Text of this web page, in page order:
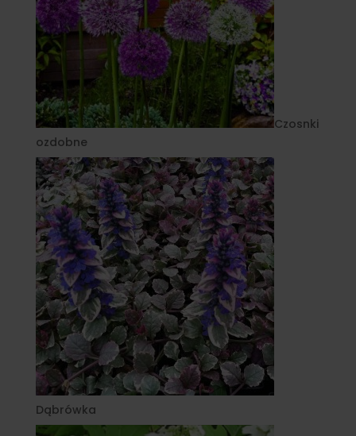
Czosnki
ozdobne
Dąbrówka